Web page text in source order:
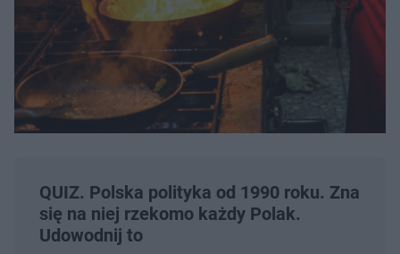
QUIZ. Polska polityka od 1990 roku. Zna
się na niej rzekomo każdy Polak.
Udowodnij to